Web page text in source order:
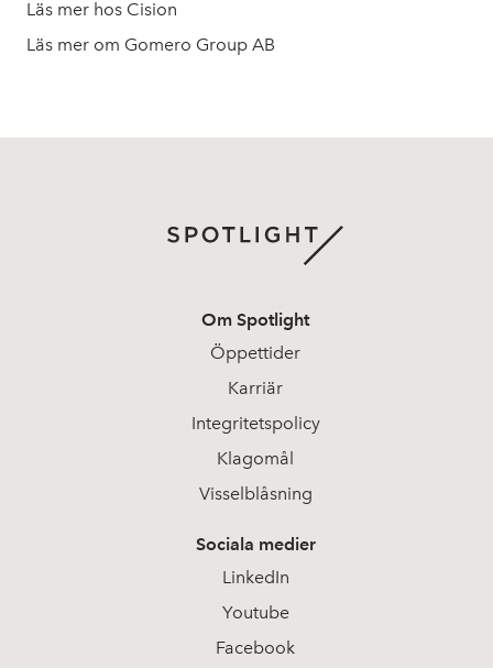
Läs mer hos Cision
Läs mer om Gomero Group AB
Om Spotlight
Öppettider
Karriär
Integritetspolicy
Klagomål
Visselblåsning
Sociala medier
LinkedIn
Youtube
Facebook